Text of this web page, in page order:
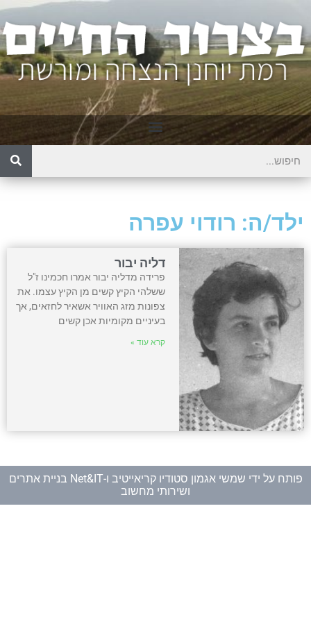
ילד/ה: רודוי עפרה
דליה יבור
פרידה מדליה יבור אמרו חכמינו ז"ל
ששלהי הקיץ קשים מן הקיץ עצמו. את
צפונות מזג האוויר אשאיר לחזאים, אך
בעיניים מקומיות אכן קשים
קרא עוד »
פותח על ידי שמשי אגמון סטודיו קריאייטיב ו-
Net&IT בניית אתרים
ושירותי מחשוב